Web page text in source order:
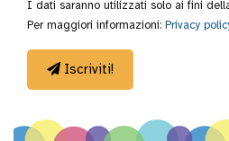
I dati saranno utilizzati solo ai fini
Per maggiori informazioni: Privacy
Iscriviti!